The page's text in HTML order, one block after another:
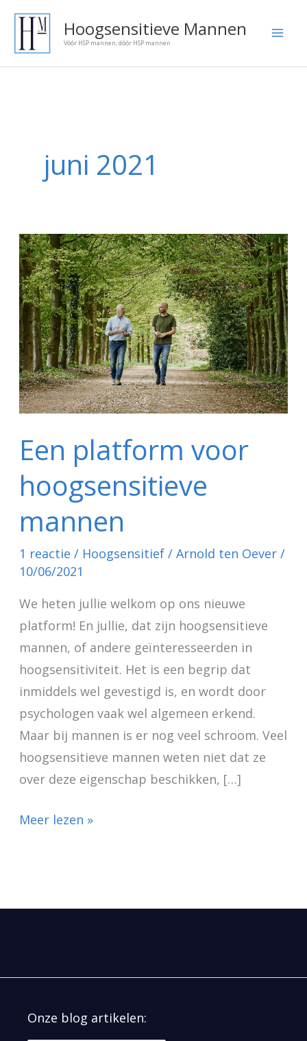
Ga
naar
Hoogsensitieve Mannen
Vóór HSP mannen, dóór HSP mannen
juni 2021
Een platform voor
hoogsensitieve
mannen
1 reactie / Hoogsensitief/ Arnold ten Oever /
10/06/2021
We heten jullie welkom op ons nieuwe
platform! En jullie, dat zijn hoogsensitieve
mannen, of andere geïnteresseerden in
hoogsensitiviteit. Het is een begrip dat
inmiddels wel gevestigd is, en wordt door
psychologen vaak wel algemeen erkend.
Maar bij mannen is er nog veel schroom. Veel
hoogsensitieve mannen weten niet dat ze
over deze eigenschap beschikken, […]
Een
platform
voor
hoogsensitieve
mannen
Meer lezen »
Onze blog artikelen:
Onze
blog
artikelen: